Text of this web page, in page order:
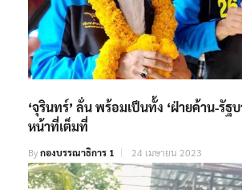
‘จุรินทร์’ ลั่น พร้อมเป็นทั้ง ‘ฝ่ายค้าน-รัฐ
หน้าที่เต็มที่
Byกองบรรณาธิการ 1 24 เมษายน 2023